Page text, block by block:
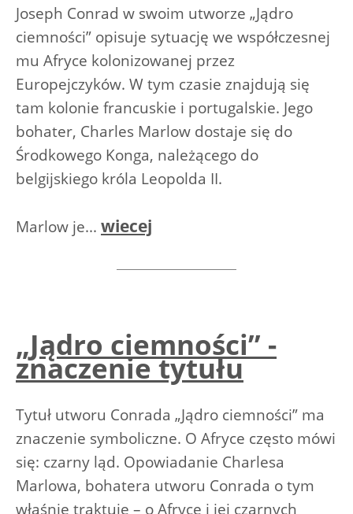
Joseph Conrad w swoim utworze „Jądro
ciemności” opisuje sytuację we współczesnej
mu Afryce kolonizowanej przez
Europejczyków. W tym czasie znajdują się
tam kolonie francuskie i portugalskie. Jego
bohater, Charles Marlow dostaje się do
Środkowego Konga, należącego do
belgijskiego króla Leopolda II.
Marlow je... wiecej
„Jądro ciemności” -
znaczenie tytułu
Tytuł utworu Conrada „Jądro ciemności” ma
znaczenie symboliczne. O Afryce często mówi
się: czarny ląd. Opowiadanie Charlesa
Marlowa, bohatera utworu Conrada o tym
właśnie traktuje – o Afryce i jej czarnych